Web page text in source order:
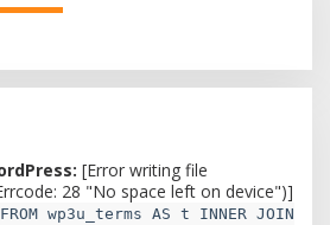
[Error writing file
28 "No space left on device")]
wp3u_terms AS t INNER JOIN